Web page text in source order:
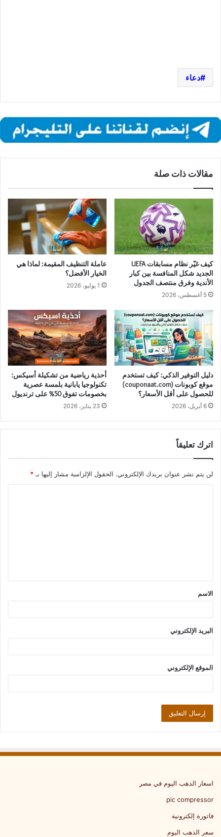
دعاء
مقالات ذات صلة
كيف غيّر نظام مسابقات UEFA
الجديد شكل المنافسة بين كبار
الأندية وفرق منتصف الجدول
5 أغسطس، 2026
عاملة التنظيف المقيمة: لماذا هي
الخيار الأفضل؟
1 يوليو، 2026
دليل التوفير الذكي: كيف تستخدم
موقع كوبونات (couponaat.com)
للحصول على أقل الأسعار؟
6 أبريل، 2026
أحذية رياضية من تشكيلة أسيكس:
تكنولوجيا يابانية بلمسة عصرية
بخصومات تفوق 50% على ترنديول
23 يناير، 2026
اترك تعليقاً
لن يتم نشر عنوان بريدك الإلكتروني. الحقول الإلزامية مشار إليها بـ *
ق
*
الاسم
البريد الإلكتروني
الموقع الإلكتروني
اسعار الذهب اليوم في مصر
pic compressor
فاتورة إلكترونية
سعر الذهب اليوم